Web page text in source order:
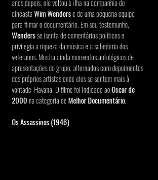
anos depois, ele voltou à ilha na companhia do
cineasta Wim Wenders e de uma pequena equipe
para filmar o documentário. Em seu testemunho,
Wenders se isenta de comentários políticos e
privilegia a riqueza da música e a sabedoria dos
veteranos. Mostra ainda momentos antológicos de
apresentações do grupo, alternados com depoimentos
dos próprios artistas onde eles se sentem mais à
vontade: Havana. O filme foi indicado ao Oscar de
2000 na categoria de Melhor Documentário.
Os Assassinos (1946)